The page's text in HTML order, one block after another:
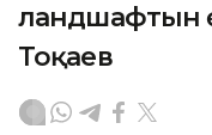
ландшафтын
Тоқаев